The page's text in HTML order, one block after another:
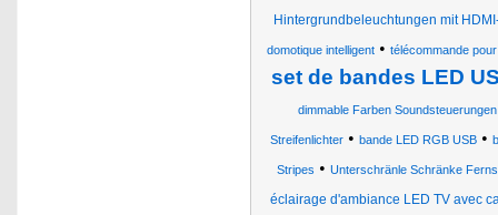
Hintergrundbeleuchtungen mit
domotique intelligent• télécommande
set de bandes LED
dimmable Farben
Streifenlichter • bande LED RGB USB •
Stripes • Unterschränle Schränke
éclairage d'ambiance LED TV avec